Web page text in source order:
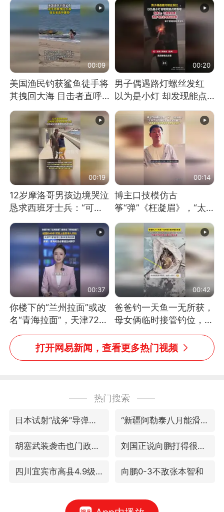
00:09
美国渔民钓获鲨鱼徒手将
其拽回大海 目击者直呼
震惊 （视频来源：参考
消息）
00:20
男子偶遇路灯螺丝发红
以为是小灯 却发现能点
燃香烟 当事人：已报警
处理
00:19
12岁摩洛哥男孩边境哭泣
恳求西班牙士兵：“可不
可以不要把我遣返回国”
00:14
博主口技模仿古
筝“弹”《枉凝眉》，“太
像了～你是吃古筝长大的
吗？”“或将成为首位考级
不带古筝的选手。”（来
源：新华每日电讯）
00:37
你楼下的“兰州拉面”或改
名“青海拉面”，天津72家
面馆已集体更换招牌
00:42
爸爸钓一天鱼一无所获，
母女俩临时接管钓位，用
玩具鱼竿钓上大鱼
打开网易新闻，查看更多热门视频
热门搜索
日本试射“战斧”导弹，国防部回应 “新疆阿勒泰八月能滑雪”不实
胡塞武装袭击也门政府军军营 刘国正说向鹏打得很窝囊
四川宜宾市高县4.9级地震致1人死亡 向鹏0-3不敌张本智和